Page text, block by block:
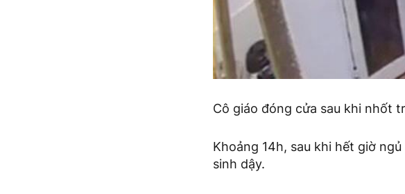
Cô giáo đóng cửa sau khi nhốt
Khoảng 14h, sau khi hết giờ
sinh dậy.